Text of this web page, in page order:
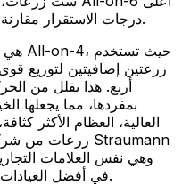
درجات الاستقرار مقارنة بأي حل ثابت لزراعة القوس الكامل.
زرعتين إضافيتين لتوزيع
أربع. هذا يقلل من
بمفردها، مما يجعلها
العالية، العظام الأكثر
في أفضل العيادات الأوروبية — بجزء بسيط من التكلفة.